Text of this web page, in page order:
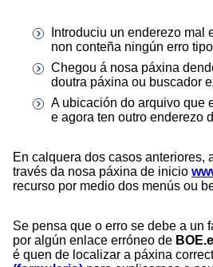
Introduciu un enderezo mal
non conteña ningún erro
Chegou á nosa páxina
doutra páxina ou buscador
A ubicación do arquivo que
e agora ten outro enderezo
En calquera dos casos anteriores,
través da nosa páxina de inicio
recurso por medio dos menús ou
Se pensa que o erro se debe a un
por algún enlace erróneo de
é quen de localizar a páxina